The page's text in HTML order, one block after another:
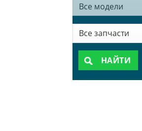
НАЙТИ